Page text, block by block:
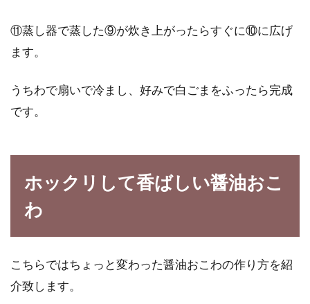
⑪蒸し器で蒸した⑨が炊き上がったらすぐに⑩に広げ
ます。
うちわで扇いで冷まし、好みで白ごまをふったら完成
です。
ホックリして香ばしい醤油おこ
わ
こちらではちょっと変わった醤油おこわの作り方を紹
介致します。